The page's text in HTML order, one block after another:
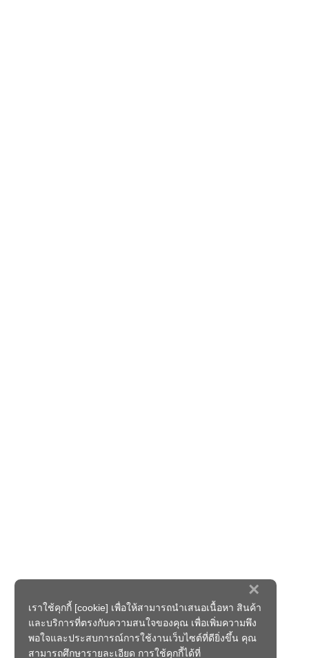
×
เราใช้คุกกี้ [cookie] เพื่อให้สามารถนำเสนอเนื้อหา สินค้า
และบริการที่ตรงกับความสนใจของคุณ เพื่อเพิ่มความพึง
พอใจและประสบการณ์การใช้งานเว็บไซต์ที่ดียิ่งขึ้น คุณ
สามารถศึกษารายละเอียด การใช้คุกกี้ได้ที่